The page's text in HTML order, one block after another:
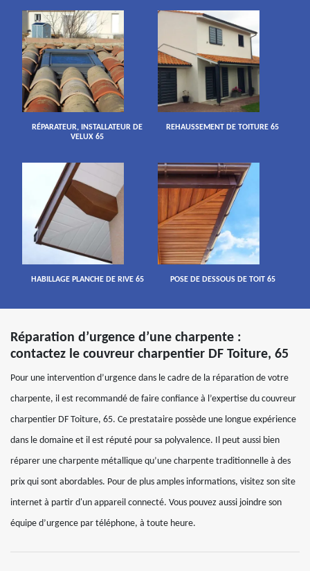
RÉPARATEUR, INSTALLATEUR DE
VELUX 65
REHAUSSEMENT DE TOITURE 65
HABILLAGE PLANCHE DE RIVE 65 POSE DE DESSOUS DE TOIT 65
Réparation d’urgence d’une charpente :
contactez le couvreur charpentier DF Toiture, 65
Pour une intervention d’urgence dans le cadre de la réparation de votre
charpente, il est recommandé de faire confiance à l’expertise du couvreur
charpentier DF Toiture, 65. Ce prestataire possède une longue expérience
dans le domaine et il est réputé pour sa polyvalence. Il peut aussi bien
réparer une charpente métallique qu’une charpente traditionnelle à des
prix qui sont abordables. Pour de plus amples informations, visitez son site
internet à partir d'un appareil connecté. Vous pouvez aussi joindre son
équipe d’urgence par téléphone, à toute heure.